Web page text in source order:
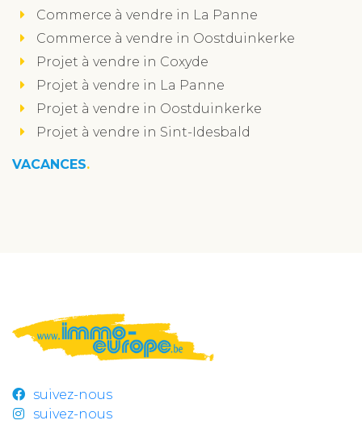
Commerce à vendre in La Panne
Commerce à vendre in Oostduinkerke
Projet à vendre in Coxyde
Projet à vendre in La Panne
Projet à vendre in Oostduinkerke
Projet à vendre in Sint-Idesbald
VACANCES
suivez-nous
suivez-nous